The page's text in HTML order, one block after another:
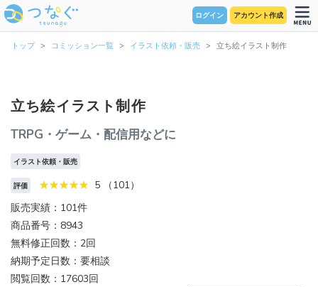
ログイン アカウント作成
トップ コミッション一覧 イラスト依頼・販売 立ち絵イラスト制作
立ち絵イラスト制作
TRPG・ゲーム・配信用などに
イラスト依頼・販売
評価
5 （101）
販売実績：101件
商品番号：8943
無料修正回数：2回
納期予定日数：要相談
閲覧回数：17603回